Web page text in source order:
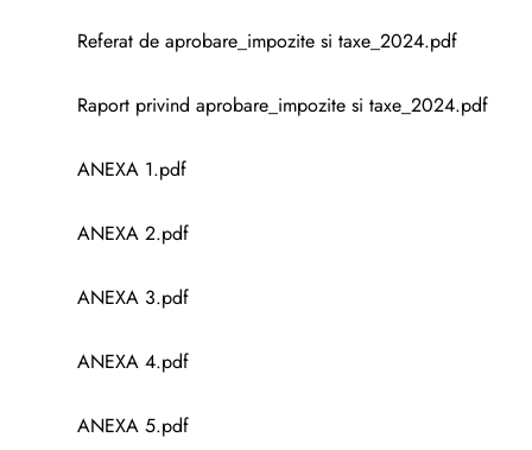
Referat de aprobare_impozite si taxe_2024.pdf
Raport privind aprobare_impozite si taxe_2024.pdf
ANEXA 1.pdf
ANEXA 2.pdf
ANEXA 3.pdf
ANEXA 4.pdf
ANEXA 5.pdf